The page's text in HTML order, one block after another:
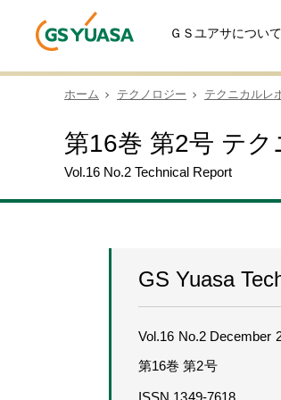
ＧＳユアサについて
ホーム テクノロジー テクニカルレ
第16巻 第2号 テク
Vol.16 No.2 Technical Report
GS Yuasa
Vol.16 No.2 December
第16巻 第2号
ISSN 1349-7618